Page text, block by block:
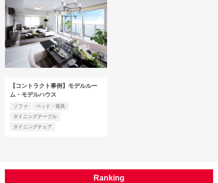
【コントラクト事例】モデルルー
ム・モデルハウス
ソファ
ベッド・寝具
ダイニングテーブル
ダイニングチェア
Ranking